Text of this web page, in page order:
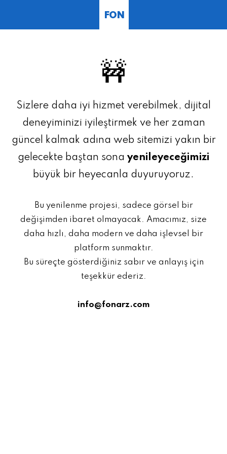
FON
🚧
Sizlere daha iyi hizmet verebilmek, dijital
deneyiminizi iyileştirmek ve her zaman
güncel kalmak adına web sitemizi yakın bir
gelecekte baştan sona yenileyeceğimizi
büyük bir heyecanla duyuruyoruz.
Bu yenilenme projesi, sadece görsel bir
değişimden ibaret olmayacak. Amacımız, size
daha hızlı, daha modern ve daha işlevsel bir
platform sunmaktır.
Bu süreçte gösterdiğiniz sabır ve anlayış için
teşekkür ederiz.
info@fonarz.com